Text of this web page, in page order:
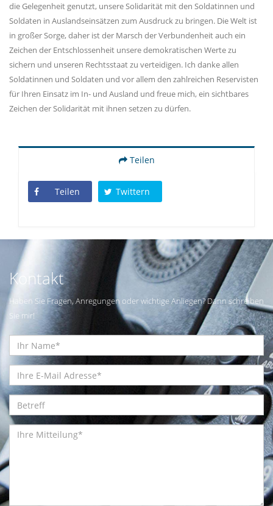
die Gelegenheit genutzt, unsere Solidarität mit den Soldatinnen und
Soldaten in Auslandseinsätzen zum Ausdruck zu bringen. Die Welt ist
in großer Sorge, daher ist der Marsch der Verbundenheit auch ein
Zeichen der Entschlossenheit unsere demokratischen Werte zu
sichern und unseren Rechtsstaat zu verteidigen. Ich danke allen
Soldatinnen und Soldaten und vor allem den zahlreichen Reservisten
für Ihren Einsatz im In- und Ausland und freue mich, ein sichtbares
Zeichen der Solidarität mit ihnen setzen zu dürfen.
Teilen
Teilen Twittern
Kontakt
Haben Sie Fragen, Anregungen oder wichtige Anliegen? Dann schreiben
Sie mir!